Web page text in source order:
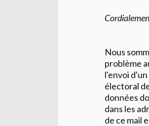
Nous
problème
l'envoi
électoral
données
dans les
de ce mail